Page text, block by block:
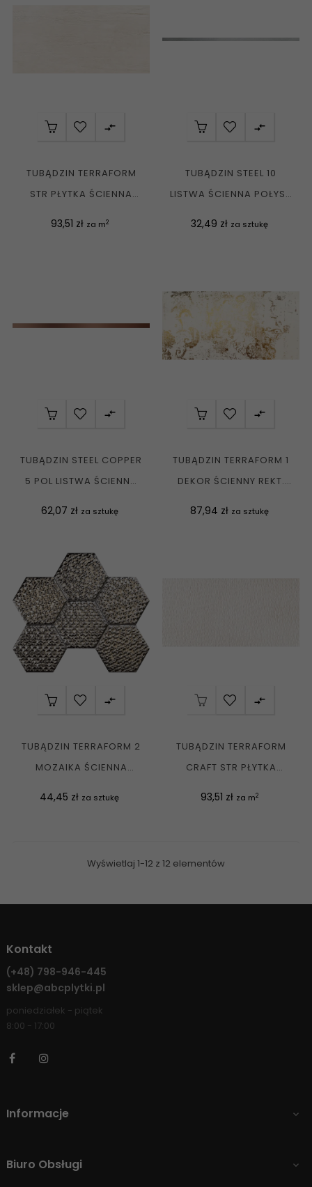

TUBĄDZIN TERRAFORM
STR PŁYTKA ŚCIENNA
Cena
93,51 zł za m2

TUBĄDZIN STEEL 10
LISTWA ŚCIENNA POŁYSK
Cena
32,49 zł za sztukę

TUBĄDZIN STEEL COPPER
5 POL LISTWA ŚCIENNA
Cena
62,07 zł za sztukę

TUBĄDZIN TERRAFORM 1
DEKOR ŚCIENNY REKT.
Cena
87,94 zł za sztukę

TUBĄDZIN TERRAFORM 2
MOZAIKA ŚCIENNA
Cena
44,45 zł za sztukę

TUBĄDZIN TERRAFORM
CRAFT STR PŁYTKA
Cena
93,51 zł za m2
Wyświetlaj 1-12 z 12 elementów
Kontakt
(+48) 798-946-445
sklep@abcplytki.pl
poniedziałek - piątek
8:00 - 17:00
Facebook
Informacje 
Biuro Obsługi 